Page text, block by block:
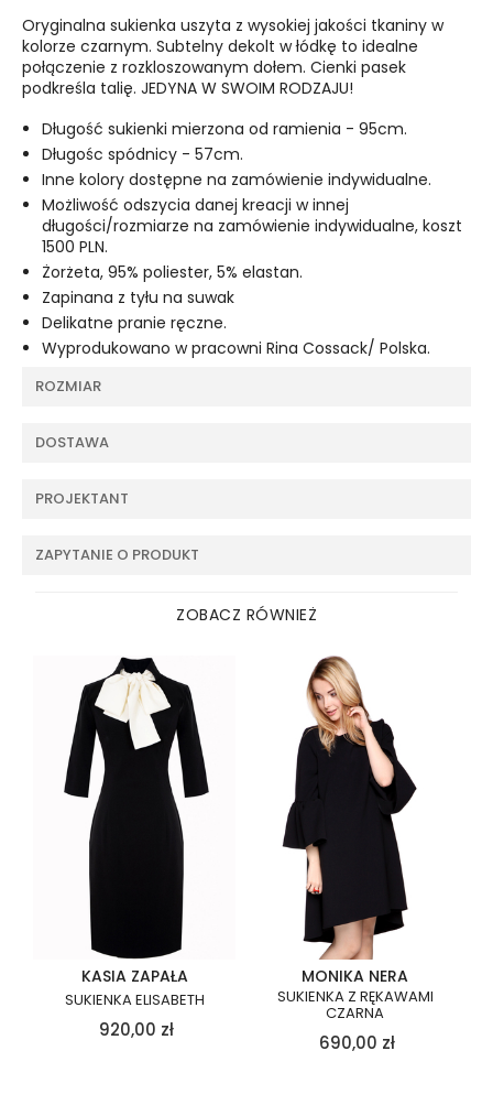
Oryginalna sukienka uszyta z wysokiej jakości tkaniny w
kolorze czarnym. Subtelny dekolt w łódkę to idealne
połączenie z rozkloszowanym dołem. Cienki pasek
podkreśla talię. JEDYNA W SWOIM RODZAJU!
Długość sukienki mierzona od ramienia - 95cm.
Długośc spódnicy - 57cm.
Inne kolory dostępne na zamówienie indywidualne.
Możliwość odszycia danej kreacji w innej
długości/rozmiarze na zamówienie indywidualne, koszt
1500 PLN.
Żorżeta, 95% poliester, 5% elastan.
Zapinana z tyłu na suwak
Delikatne pranie ręczne.
Wyprodukowano w pracowni Rina Cossack/ Polska.
ROZMIAR
DOSTAWA
PROJEKTANT
ZAPYTANIE O PRODUKT
ZOBACZ RÓWNIEŻ
KASIA ZAPAŁA
SUKIENKA ELISABETH
920,00 zł
MONIKA NERA
SUKIENKA Z RĘKAWAMI
CZARNA
690,00 zł